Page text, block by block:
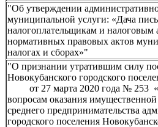
"Об утверждении
муниципальной услуги: «Дача
налогоплательщикам и налоговым
нормативных правовых актов
налогах и сборах»"
"О признании утратившим силу
Новокубанского городского
от 27 марта 2020 года № 253
вопросам оказания
среднего предпринимательства
городского поселения